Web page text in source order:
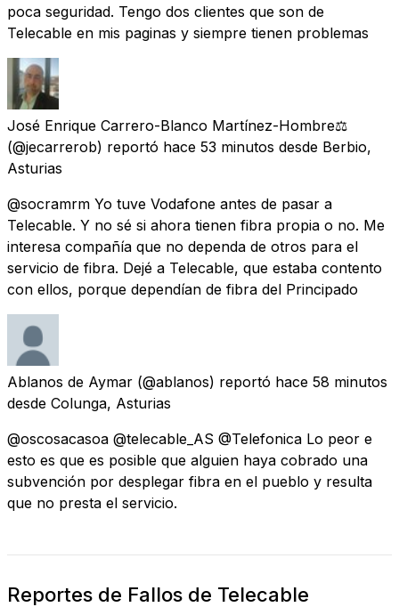
poca seguridad. Tengo dos clientes que son de
Telecable en mis paginas y siempre tienen problemas
José Enrique Carrero-Blanco Martínez-Hombre⚖️
(@jecarrerob) reportó hace 53 minutos desde Berbio,
Asturias
@socramrm Yo tuve Vodafone antes de pasar a
Telecable. Y no sé si ahora tienen fibra propia o no. Me
interesa compañía que no dependa de otros para el
servicio de fibra. Dejé a Telecable, que estaba contento
con ellos, porque dependían de fibra del Principado
Ablanos de Aymar (@ablanos) reportó hace 58 minutos
desde Colunga, Asturias
@oscosacasoa @telecable_AS @Telefonica Lo peor e
esto es que es posible que alguien haya cobrado una
subvención por desplegar fibra en el pueblo y resulta
que no presta el servicio.
Reportes de Fallos de Telecable